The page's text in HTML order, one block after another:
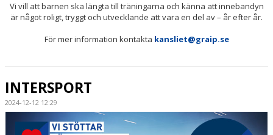
Vi vill att barnen ska längta till träningarna och känna att innebandyn
är något roligt, tryggt och utvecklande att vara en del av – år efter år.
För mer information kontakta kansliet@graip.se
INTERSPORT
2024-12-12 12:29